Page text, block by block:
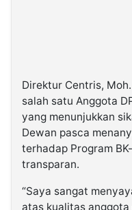
Direktur Centris,
salah satu Anggota
yang menunjukkan
Dewan pasca
terhadap Program
transparan.
“Saya sangat
atas kualitas